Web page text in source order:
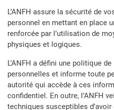
L’ANFH assure la sécurité de
personnel en mettant en place
renforcée par l’utilisation de
physiques et logiques.
L’ANFH a défini une politique
personnelles et informe toute
autorité qui accède à ces
confidentiel. En outre, l’ANFH
techniques susceptibles